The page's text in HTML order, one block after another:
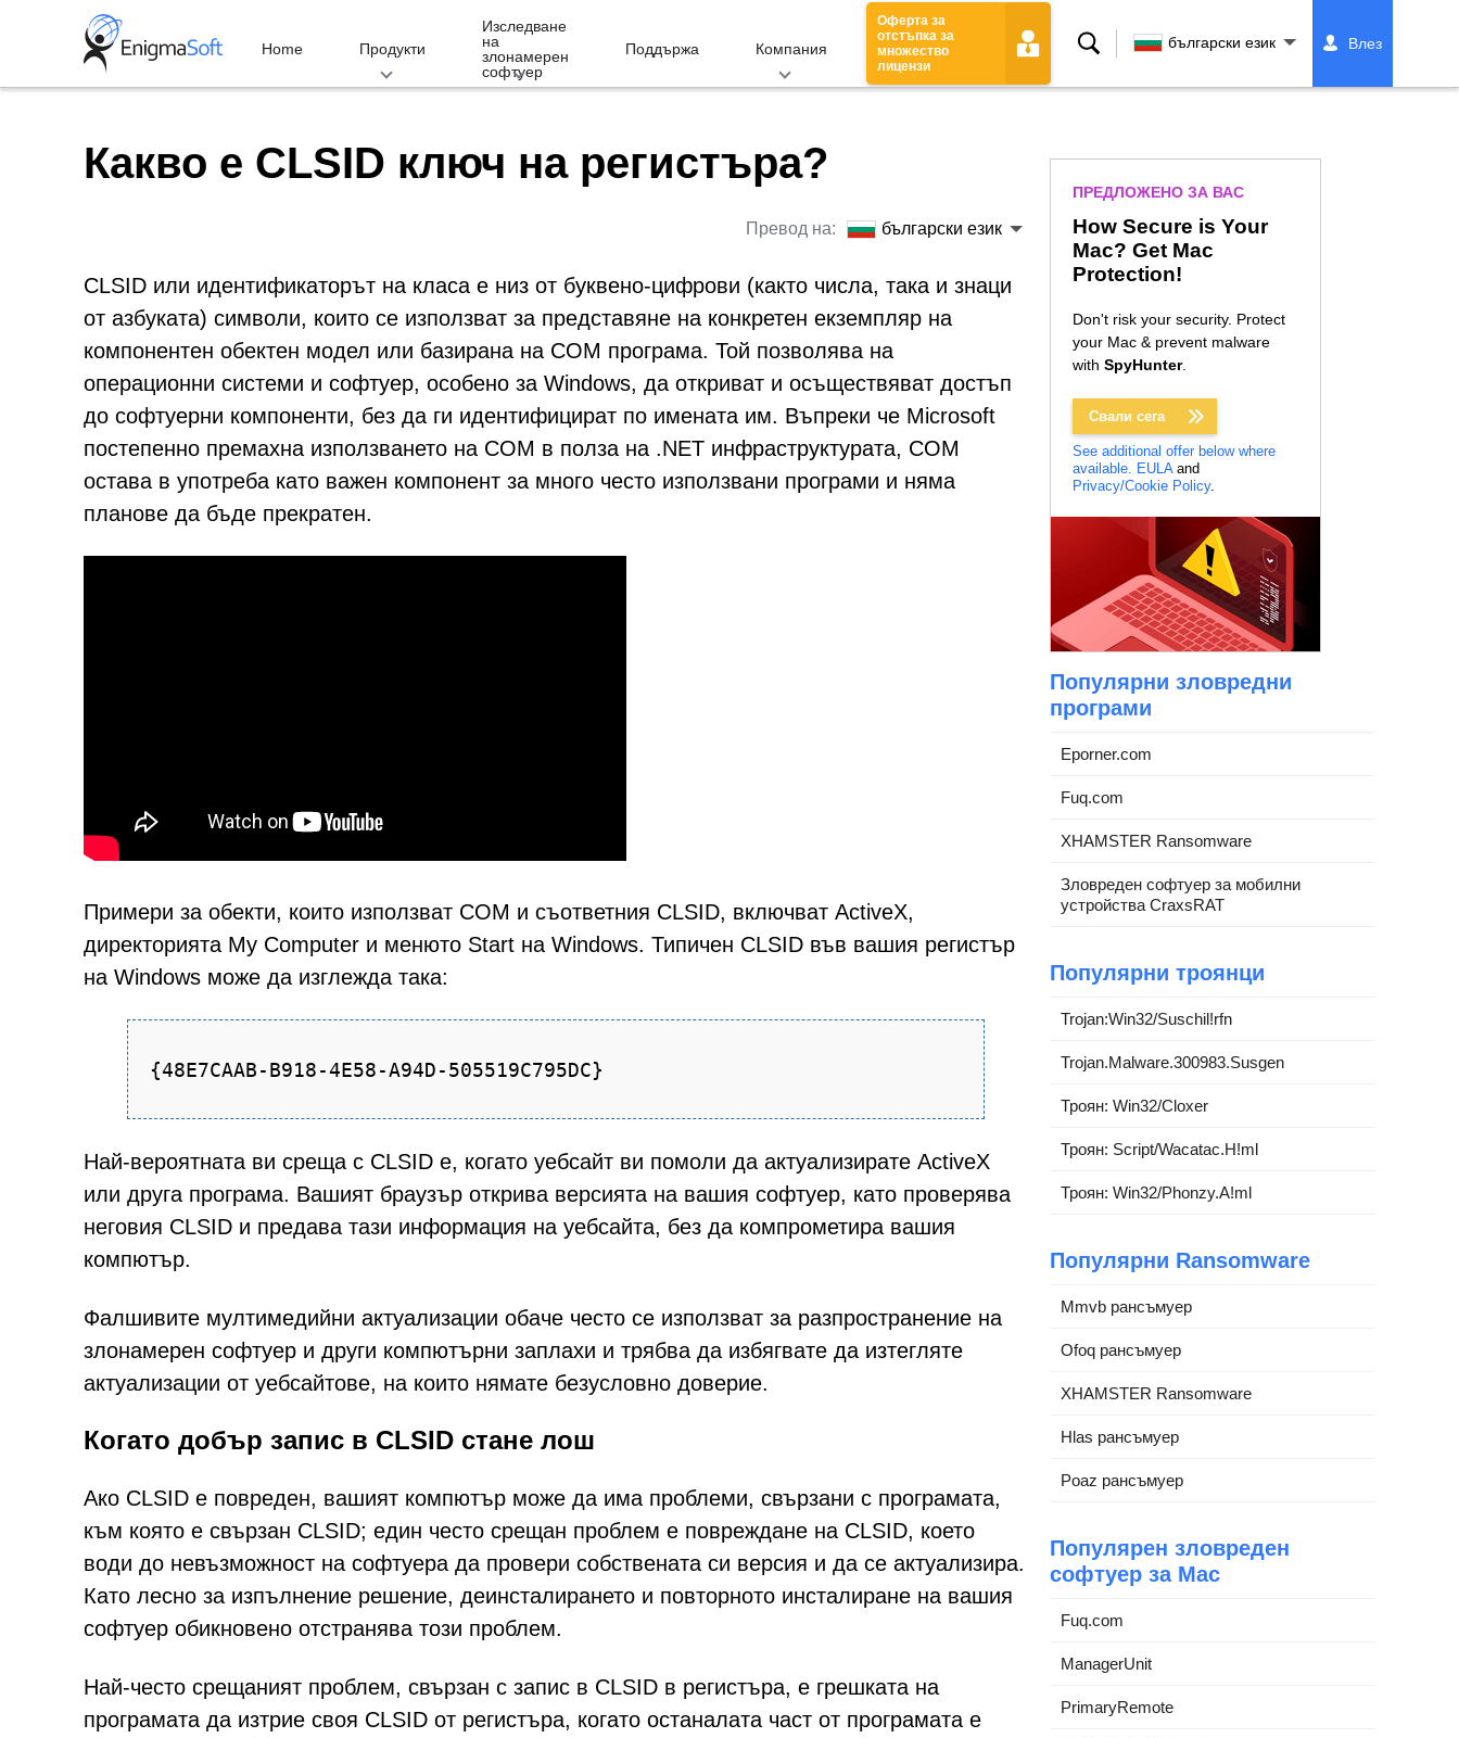
Home Продукти
Изследване
на
злонамерен
софтуер
Поддържа Компания
Оферта за
отстъпка за
множество
лицензи
Търсене български език Влез
Какво е CLSID ключ на регистъра?
Превод на: български език
CLSID или идентификаторът на класа е низ от буквено-цифрови (както числа, така и знаци
от азбуката) символи, които се използват за представяне на конкретен екземпляр на
компонентен обектен модел или базирана на COM програма. Той позволява на
операционни системи и софтуер, особено за Windows, да откриват и осъществяват достъп
до софтуерни компоненти, без да ги идентифицират по имената им. Въпреки че Microsoft
постепенно премахна използването на COM в полза на .NET инфраструктурата, COM
остава в употреба като важен компонент за много често използвани програми и няма
планове да бъде прекратен.
Примери за обекти, които използват COM и съответния CLSID, включват ActiveX,
директорията My Computer и менюто Start на Windows. Типичен CLSID във вашия регистър
на Windows може да изглежда така:
{48E7CAAB-B918-4E58-A94D-505519C795DC}
Най-вероятната ви среща с CLSID е, когато уебсайт ви помоли да актуализирате ActiveX
или друга програма. Вашият браузър открива версията на вашия софтуер, като проверява
неговия CLSID и предава тази информация на уебсайта, без да компрометира вашия
компютър.
Фалшивите мултимедийни актуализации обаче често се използват за разпространение на
злонамерен софтуер и други компютърни заплахи и трябва да избягвате да изтегляте
актуализации от уебсайтове, на които нямате безусловно доверие.
Когато добър запис в CLSID стане лош
Ако CLSID е повреден, вашият компютър може да има проблеми, свързани с програмата,
към която е свързан CLSID; един често срещан проблем е повреждане на CLSID, което
води до невъзможност на софтуера да провери собствената си версия и да се актуализира.
Като лесно за изпълнение решение, деинсталирането и повторното инсталиране на вашия
софтуер обикновено отстранява този проблем.
Най-често срещаният проблем, свързан с запис в CLSID в регистъра, е грешката на
програмата да изтрие своя CLSID от регистъра, когато останалата част от програмата е
ПРЕДЛОЖЕНО ЗА ВАС
How Secure is Your
Mac? Get Mac
Protection!
Don't risk your security. Protect
your Mac & prevent malware
with SpyHunter.
Свали сега
See additional offer below where
available. EULAand
Privacy/Cookie Policy.
Популярни зловредни
програми
Eporner.com
Fuq.com
XHAMSTER Ransomware
Зловреден софтуер за мобилни
устройства CraxsRAT
Популярни троянци
Trojan:Win32/Suschil!rfn
Trojan.Malware.300983.Susgen
Троян: Win32/Cloxer
Троян: Script/Wacatac.H!ml
Троян: Win32/Phonzy.A!ml
Популярни Ransomware
Mmvb рансъмуер
Ofoq рансъмуер
XHAMSTER Ransomware
Hlas рансъмуер
Poaz рансъмуер
Популярен зловреден
софтуер за Mac
Fuq.com
ManagerUnit
PrimaryRemote